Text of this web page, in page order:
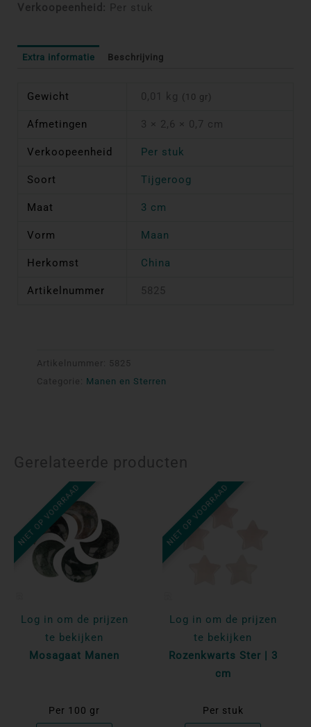
Verkoopeenheid: Per stuk
Extra informatie Beschrijving
Gewicht 0,01 kg (10 gr)
Afmetingen 3 × 2,6 × 0,7 cm
Verkoopeenheid Per stuk
Soort Tijgeroog
Maat 3 cm
Vorm Maan
Herkomst China
Artikelnummer 5825
Artikelnummer:
5825
Categorie:
Manen en Sterren
Gerelateerde producten
NIET OP VOORRAAD
Log in om de prijzen
te bekijken
Mosagaat Manen
Per 100 gr
NIET OP VOORRAAD
Log in om de prijzen
te bekijken
Rozenkwarts Ster | 3
cm
Per stuk